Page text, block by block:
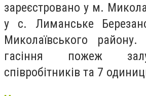
зареєстровано у м.
у с. Лиманське
Миколаївського
гасіння пожеж
співробітників та 7